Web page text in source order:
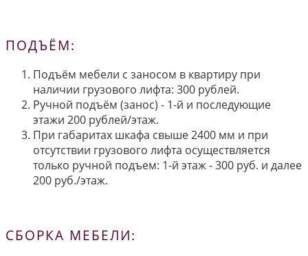
ПОДЪЁМ:
Подъём мебели с заносом в квартиру при
наличии грузового лифта: 300 рублей.
Ручной подъём (занос) - 1-й и последующие
этажи 200 рублей/этаж.
При габаритах шкафа свыше 2400 мм и при
отсутствии грузового лифта осуществляется
только ручной подъем: 1-й этаж - 300 руб. и далее
200 руб./этаж.
СБОРКА МЕБЕЛИ: